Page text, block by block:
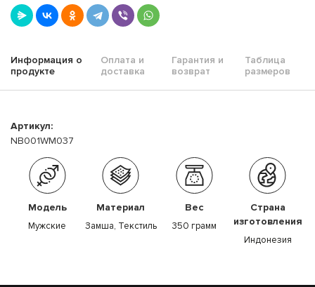
Информация о
продукте
Оплата и
доставка
Гарантия и
возврат
Таблица
размеров
Артикул:
NB001WM037
Модель
Мужские
Материал
Замша, Текстиль
Вес
350 грамм
Страна
изготовления
Индонезия